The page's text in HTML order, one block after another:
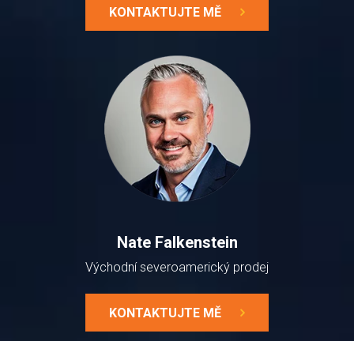
KONTAKTUJTE MĚ
Nate Falkenstein
Východní severoamerický prodej
KONTAKTUJTE MĚ